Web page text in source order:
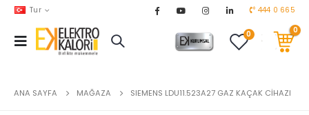
Tur 444 0 665
0 0
AKARYAKIT chevron_right
ANA SAYFA MAĞAZA SIEMENS LDU11.523A27 GAZ KAÇAK CİHAZI